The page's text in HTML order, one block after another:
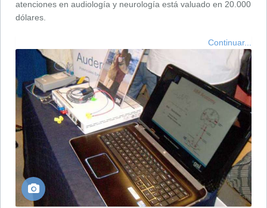
atenciones en audiología y neurología está valuado en 20.000
dólares.
Continuar...